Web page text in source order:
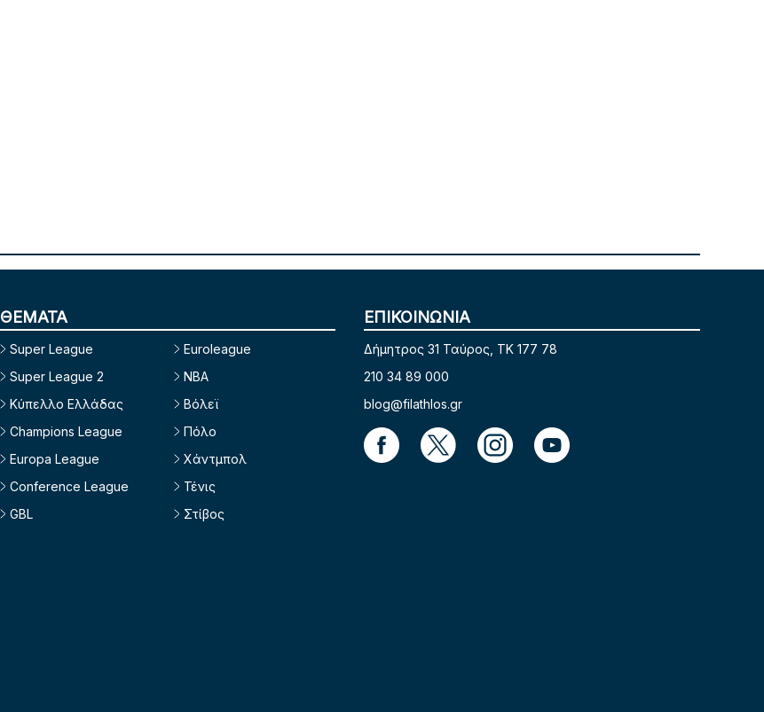
ΘΕΜΑΤΑ
Super League
Super League 2
Κύπελλο Ελλάδας
Champions League
Europa League
Conference League
GBL
Euroleague
NBA
Βόλεϊ
Πόλο
Χάντμπολ
Τένις
Στίβος
ΕΠΙΚΟΙΝΩΝΙΑ
Δήμητρος 31 Ταύρος, TK 177 78
210 34 89 000
blog@filathlos.gr